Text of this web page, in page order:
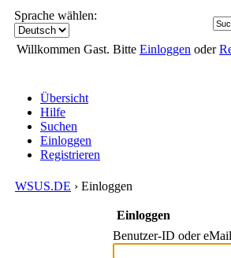
Sprache wählen:
Willkommen Gast. Bitte Einloggen oder
Übersicht
Hilfe
Suchen
Einloggen
Registrieren
WSUS.DE › Einloggen
Einloggen
Benutzer-ID oder